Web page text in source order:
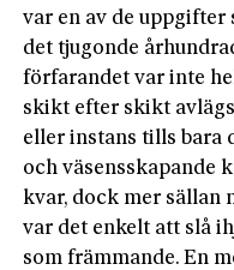
var en av de uppgifter
det tjugonde
förfarandet var inte
skikt efter skikt
eller instans tills bara
och väsensskapande
kvar, dock mer sällan
var det enkelt att slå
som främmande. En